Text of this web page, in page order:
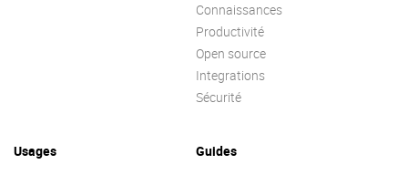
Connaissances
Productivité
Open source
Integrations
Sécurité
Usages Guides